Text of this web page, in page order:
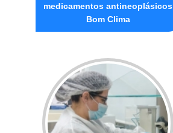
medicamentos antineoplásicos
Bom Clima